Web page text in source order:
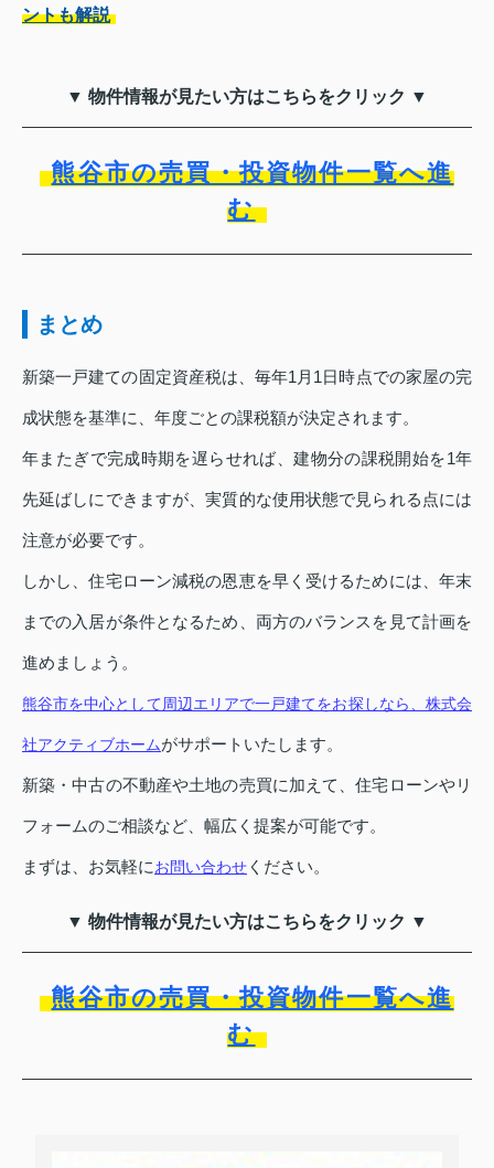
ントも解説
▼ 物件情報が見たい方はこちらをクリック ▼
熊谷市の売買・投資物件一覧へ進
む
まとめ
新築一戸建ての固定資産税は、毎年1月1日時点での家屋の完
成状態を基準に、年度ごとの課税額が決定されます。
年またぎで完成時期を遅らせれば、建物分の課税開始を1年
先延ばしにできますが、実質的な使用状態で見られる点には
注意が必要です。
しかし、住宅ローン減税の恩恵を早く受けるためには、年末
までの入居が条件となるため、両方のバランスを見て計画を
進めましょう。
熊谷市を中心として周辺エリアで一戸建てをお探しなら、株式会
社アクティブホームがサポートいたします。
新築・中古の不動産や土地の売買に加えて、住宅ローンやリ
フォームのご相談など、幅広く提案が可能です。
まずは、お気軽にお問い合わせ ください。
▼ 物件情報が見たい方はこちらをクリック ▼
熊谷市の売買・投資物件一覧へ進
む